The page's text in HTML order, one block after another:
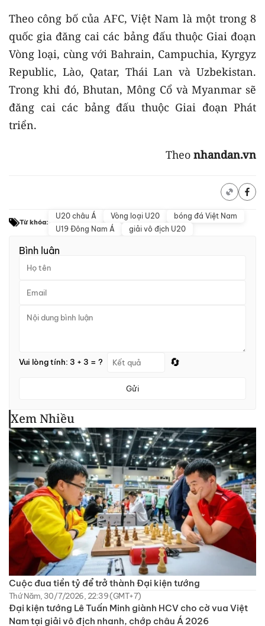
Theo công bố của AFC, Việt Nam là một trong 8
quốc gia đăng cai các bảng đấu thuộc Giai đoạn
Vòng loại, cùng với Bahrain, Campuchia, Kyrgyz
Republic, Lào, Qatar, Thái Lan và Uzbekistan.
Trong khi đó, Bhutan, Mông Cổ và Myanmar sẽ
đăng cai các bảng đấu thuộc Giai đoạn Phát
triển.
Theo nhandan.vn
Từ khóa:
U20 châu Á Vòng loại U20
bóng đá Việt Nam
U19 Đông Nam Á
giải vô địch U20
Bình luận
Vui lòng tính: 3 + 3 = ? 🔄
Gửi
Xem Nhiều
Cuộc đua tiền tỷ để trở thành Đại kiện tướng
Thứ Năm, 30/7/2026, 22:39 (GMT+7)
Đại kiện tướng Lê Tuấn Minh giành HCV cho cờ vua Việt
Nam tại giải vô địch nhanh, chớp châu Á 2026